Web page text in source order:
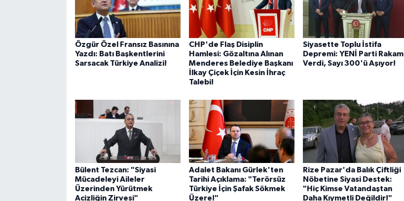
Özgür Özel Fransız Basınına
Yazdı: Batı Başkentlerini
Sarsacak Türkiye Analizi!
CHP'de Flaş Disiplin
Hamlesi: Gözaltına Alınan
Menderes Belediye Başkanı
İlkay Çiçek İçin Kesin İhraç
Talebi!
Siyasette Toplu İstifa
Depremi: YENİ Parti Rakam
Verdi, Sayı 300'ü Aşıyor!
Bülent Tezcan: "Siyasi
Mücadeleyi Aileler
Üzerinden Yürütmek
Acizliğin Zirvesi"
Adalet Bakanı Gürlek'ten
Tarihi Açıklama: "Terörsüz
Türkiye İçin Şafak Sökmek
Üzere!"
Rize Pazar'da Balık Çiftliği
Nöbetine Siyasi Destek:
"Hiç Kimse Vatandaştan
Daha Kıymetli Değildir!"